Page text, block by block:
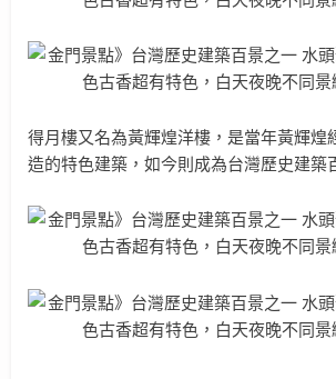
得月樓又名為黃輝煌洋樓，是當年黃輝煌
造的特色建築，如今則成為台灣歷史建築